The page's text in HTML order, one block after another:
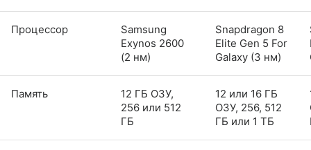
Процессор
Samsung
Exynos 2600
(2 нм)
Snapdragon 8
Elite Gen 5 For
Galaxy (3 нм)
Память
12 ГБ ОЗУ,
256 или 512
ГБ
12 или 16 ГБ
ОЗУ, 256, 512
ГБ или 1 ТБ